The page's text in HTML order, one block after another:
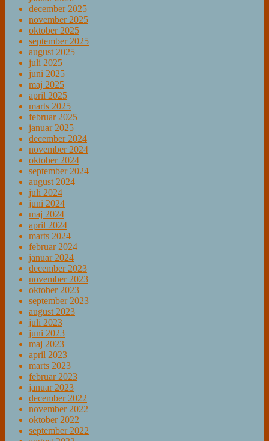
december 2025
november 2025
oktober 2025
september 2025
august 2025
juli 2025
juni 2025
maj 2025
april 2025
marts 2025
februar 2025
januar 2025
december 2024
november 2024
oktober 2024
september 2024
august 2024
juli 2024
juni 2024
maj 2024
april 2024
marts 2024
februar 2024
januar 2024
december 2023
november 2023
oktober 2023
september 2023
august 2023
juli 2023
juni 2023
maj 2023
april 2023
marts 2023
februar 2023
januar 2023
december 2022
november 2022
oktober 2022
september 2022